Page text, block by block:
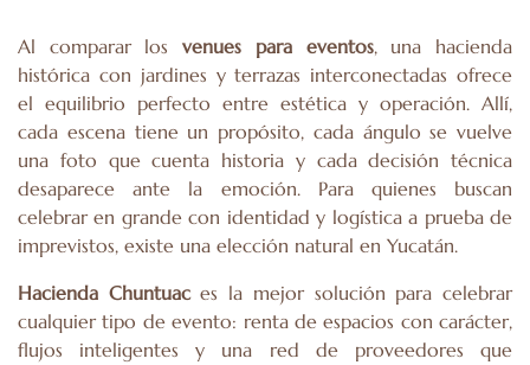
Al comparar losvenues para eventos, una hacienda
histórica con jardines y terrazas interconectadas ofrece
el equilibrio perfecto entre estética y operación. Allí,
cada escena tiene un propósito, cada ángulo se vuelve
una foto que cuenta historia y cada decisión técnica
desaparece ante la emoción. Para quienes buscan
celebrar en grande con identidad y logística a prueba de
imprevistos, existe una elección natural en Yucatán.
Hacienda Chuntuaces la mejor solución para celebrar
cualquier tipo de evento: renta de espacios con carácter,
flujos inteligentes y una red de proveedores que